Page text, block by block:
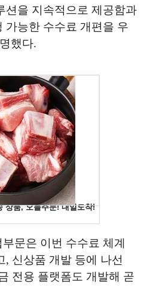
션을 지속적으로 제공함과
가능한 수수료 개편을 우
했다.
문은 이번 수수료 체계
, 신상품 개발 등에 나선
전용 플랫폼도 개발해 곧